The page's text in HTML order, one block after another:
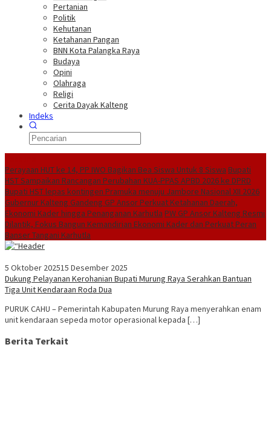
Pertanian
Politik
Kehutanan
Ketahanan Pangan
BNN Kota Palangka Raya
Budaya
Opini
Olahraga
Religi
Cerita Dayak Kalteng
Indeks
Perayaan HUT ke 14, PP IWO Bagikan Bea Siswa Untuk 8 Siswa Bupati
HST Sampaikan Rancangan Perubahan KUA-PPAS APBD 2026 ke DPRD
Bupati HST lepas kontingen Pramuka menuju Jambore Nasional XII 2026
Gubernur Kalteng Gandeng GP Ansor Perkuat Ketahanan Daerah,
Ekonomi Kader hingga Penanganan Karhutla PW GP Ansor Kalteng Resmi
Dilantik, Fokus Bangun Kemandirian Ekonomi Kader dan Perkuat Peran
Banser Tangani Karhutla
5 Oktober 202515 Desember 2025
Dukung Pelayanan Kerohanian Bupati Murung Raya Serahkan Bantuan
Tiga Unit Kendaraan Roda Dua
PURUK CAHU – Pemerintah Kabupaten Murung Raya menyerahkan enam
unit kendaraan sepeda motor operasional kepada […]
Berita Terkait